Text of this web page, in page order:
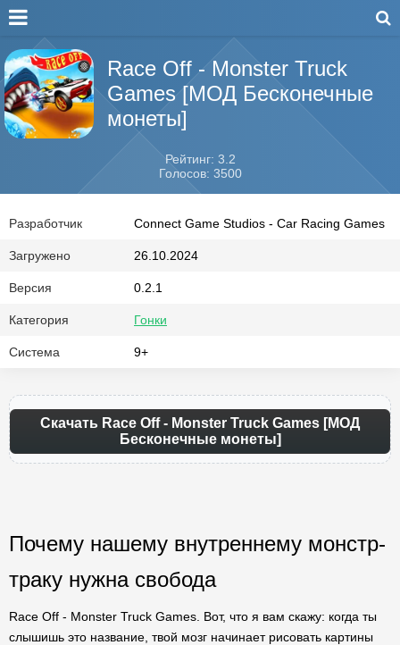
Race Off - Monster Truck
Games [МОД Бесконечные
монеты]
Рейтинг: 3.2
Голосов: 3500
Разработчик Connect Game Studios - Car Racing Games
Загружено 26.10.2024
Версия 0.2.1
Категория Гонки
Система 9+
Скачать Race Off - Monster Truck Games [МОД
Бесконечные монеты]
Почему нашему внутреннему монстр-
траку нужна свобода
Race Off - Monster Truck Games. Вот, что я вам скажу: когда ты
слышишь это название, твой мозг начинает рисовать картины